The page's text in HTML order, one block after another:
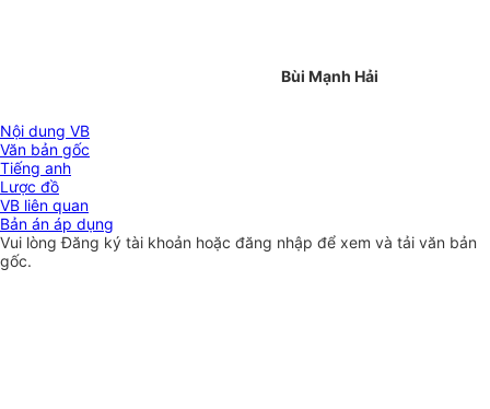
Bùi Mạnh Hải
Nội dung VB
Văn bản gốc
Tiếng anh
Lược đồ
VB liên quan
Bản án áp dụng
Vui lòngĐăng ký tài khoản hoặc đăng nhập để xem và tải văn bản
gốc.